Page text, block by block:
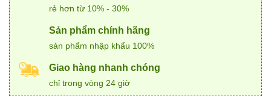
rẻ hơn từ 10% - 30%
Sản phẩm chính hãng
sản phẩm nhập khẩu 100%
Giao hàng nhanh chóng
chỉ trong vòng 24 giờ